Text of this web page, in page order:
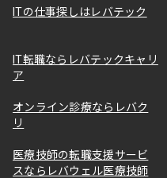
ITの仕事探しはレバテック
IT転職ならレバテックキャリ
ア
オンライン診療ならレバク
リ
医療技師の転職支援サービ
スならレバウェル医療技師